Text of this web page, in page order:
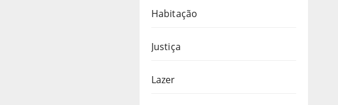
Habitação
Justiça
Lazer